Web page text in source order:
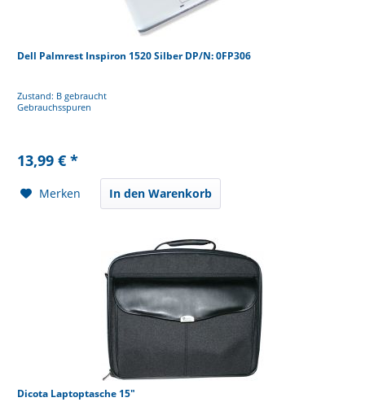
Dell Palmrest Inspiron 1520 Silber DP/N: 0FP306
Zustand: B gebraucht
Gebrauchsspuren
13,99 € *
Merken In den Warenkorb
Dicota Laptoptasche 15"